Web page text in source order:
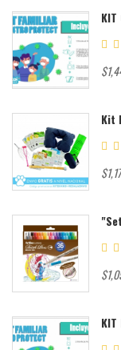
KIT
Kit
KIT